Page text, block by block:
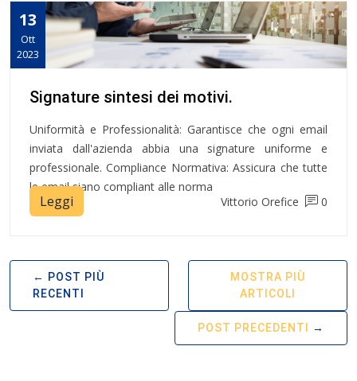
13
Ott
2023
Signature sintesi dei motivi.
Uniformità e Professionalità: Garantisce che ogni email
inviata dall'azienda abbia una signature uniforme e
professionale. Compliance Normativa: Assicura che tutte
le email siano compliant alle norma
Leggi Vittorio Orefice 0
POST PIÙ
RECENTI
MOSTRA PIÙ
ARTICOLI
POST PRECEDENTI